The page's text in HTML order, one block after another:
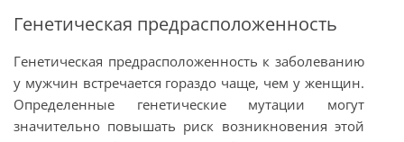
Генетическая предрасположенность
Генетическая предрасположенность к заболеванию
у мужчин встречается гораздо чаще, чем у женщин.
Определенные генетические мутации могут
значительно повышать риск возникновения этой